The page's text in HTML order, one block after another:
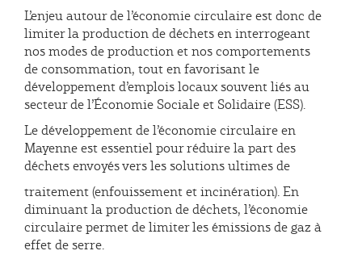
L’enjeu autour de l’économie circulaire est donc de
limiter la production de déchets en interrogeant
nos modes de production et nos comportements
de consommation, tout en favorisant le
développement d’emplois locaux souvent liés au
secteur de l’Économie Sociale et Solidaire (ESS).
Le développement de l’économie circulaire en
Mayenne est essentiel pour réduire la part des
déchets envoyés vers les solutions ultimes de
traitement (enfouissement et incinération). En
diminuant la production de déchets, l’économie
circulaire permet de limiter les émissions de gaz à
effet de serre.